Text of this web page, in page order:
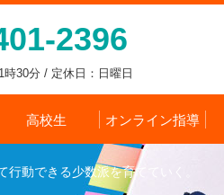
2396
30分 / 定休日：日曜日
高校生 オンライン指導
動できる少数派を育てていく。